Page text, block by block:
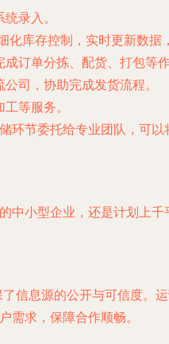
录入。
化库存控制，实时更新数据
订单分拣、配货、打包等作
司，协助完成发货流程。
等服务。
环节委托给专业团队，可
中小型企业，还是计划上
信息源的公开与可信度
需求，保障合作顺畅。